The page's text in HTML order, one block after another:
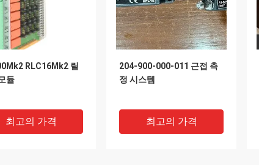
RLC16Mk2 릴
듈
최고의 가격
204-900-000-011 근접 측
정 시스템
최고의 가격